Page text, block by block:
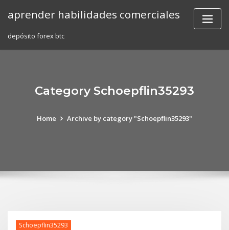
aprender habilidades comerciales
depósito forex btc
Category Schoepflin35293
Home Archive by category "Schoepflin35293"
Schoepflin35293